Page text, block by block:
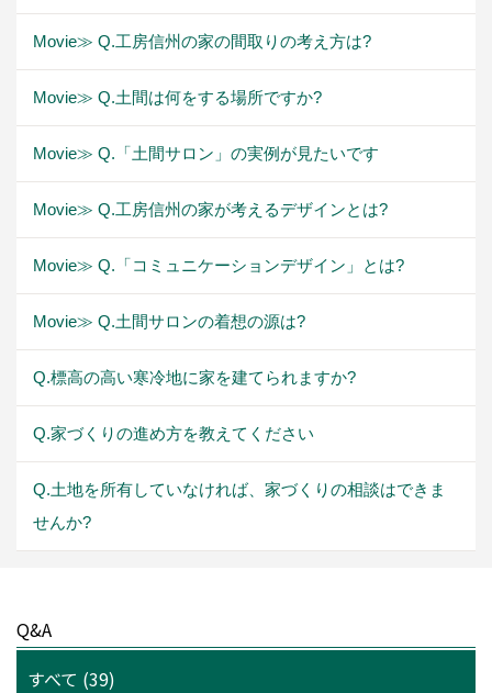
Movie≫ Q.工房信州の家の間取りの考え方は?
Movie≫ Q.土間は何をする場所ですか?
Movie≫ Q.「土間サロン」の実例が見たいです
Movie≫ Q.工房信州の家が考えるデザインとは?
Movie≫ Q.「コミュニケーションデザイン」とは?
Movie≫ Q.土間サロンの着想の源は?
Q.標高の高い寒冷地に家を建てられますか?
Q.家づくりの進め方を教えてください
Q.土地を所有していなければ、家づくりの相談はできま
せんか?
Q&A
すべて (39)